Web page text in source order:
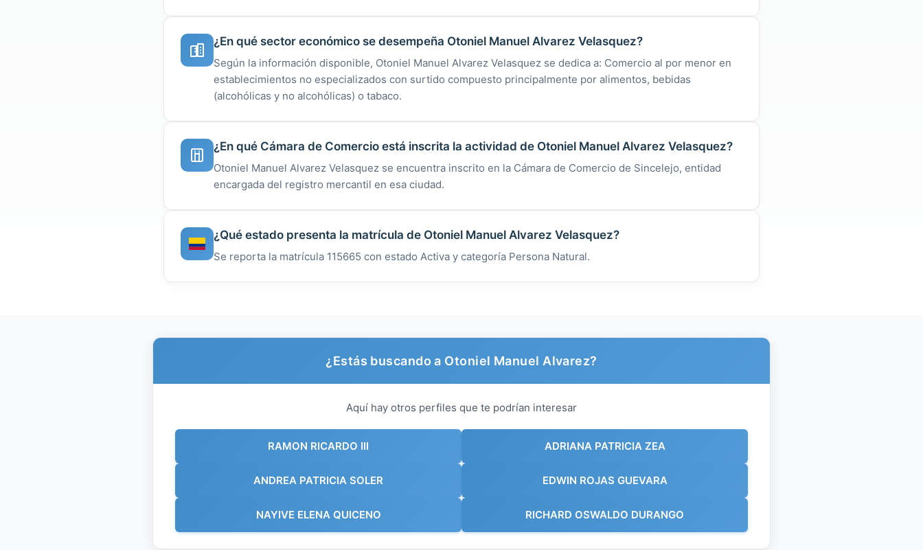
¿En qué sector económico se desempeña Otoniel Manuel Alvarez Velasquez?
Según la información disponible, Otoniel Manuel Alvarez Velasquez se dedica a: Comercio al por menor en
establecimientos no especializados con surtido compuesto principalmente por alimentos, bebidas
(alcohólicas y no alcohólicas) o tabaco.
¿En qué Cámara de Comercio está inscrita la actividad de Otoniel Manuel Alvarez Velasquez?
Otoniel Manuel Alvarez Velasquez se encuentra inscrito en la Cámara de Comercio de Sincelejo, entidad
encargada del registro mercantil en esa ciudad.
¿Qué estado presenta la matrícula de Otoniel Manuel Alvarez Velasquez?
Se reporta la matrícula 115665 con estado Activa y categoría Persona Natural.
¿Estás buscando a Otoniel Manuel Alvarez?
Aquí hay otros perfiles que te podrían interesar
RAMON RICARDO III
ANDREA PATRICIA SOLER
NAYIVE ELENA QUICENO
ADRIANA PATRICIA ZEA
EDWIN ROJAS GUEVARA
RICHARD OSWALDO DURANGO